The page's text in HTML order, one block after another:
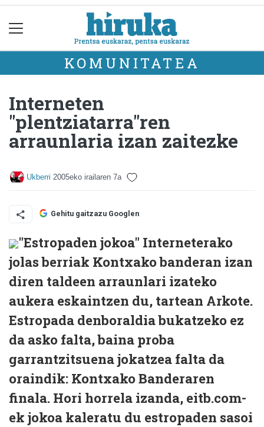
KOMUNITATEA
Interneten
"plentziatarra"ren
arraunlaria izan zaitezke
Ukberri 2005eko irailaren 7a
Gehitu gaitzazu Googlen
"Estropaden jokoa" Interneterako
jolas berriak Kontxako banderan izan
diren taldeen arraunlari izateko
aukera eskaintzen du, tartean Arkote.
Estropada denboraldia bukatzeko ez
da asko falta, baina proba
garrantzitsuena jokatzea falta da
oraindik: Kontxako Banderaren
finala. Hori horrela izanda, eitb.com-
ek jokoa kaleratu du estropaden sasoi